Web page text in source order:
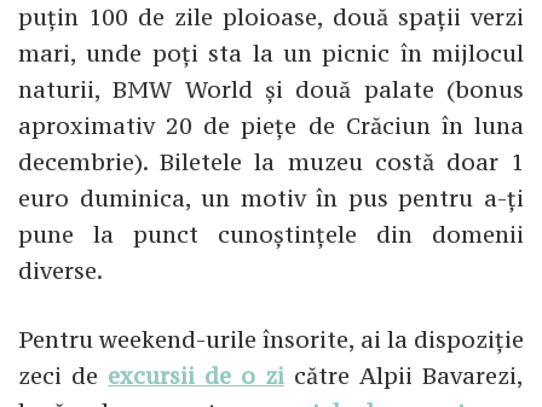
puțin 100 de zile ploioase, două spații verzi
mari, unde poți sta la un picnic în mijlocul
naturii, BMW World și două palate (bonus
aproximativ 20 de piețe de Crăciun în luna
decembrie). Biletele la muzeu costă doar 1
euro duminica, un motiv în pus pentru a-ți
pune la punct cunoștințele din domenii
diverse.
Pentru weekend-urile însorite, ai la dispoziție
zeci de excursii de o zi către Alpii Bavarezi,